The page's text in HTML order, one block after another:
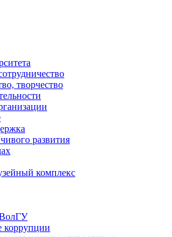
творчество
развития
комплекс
коррупции